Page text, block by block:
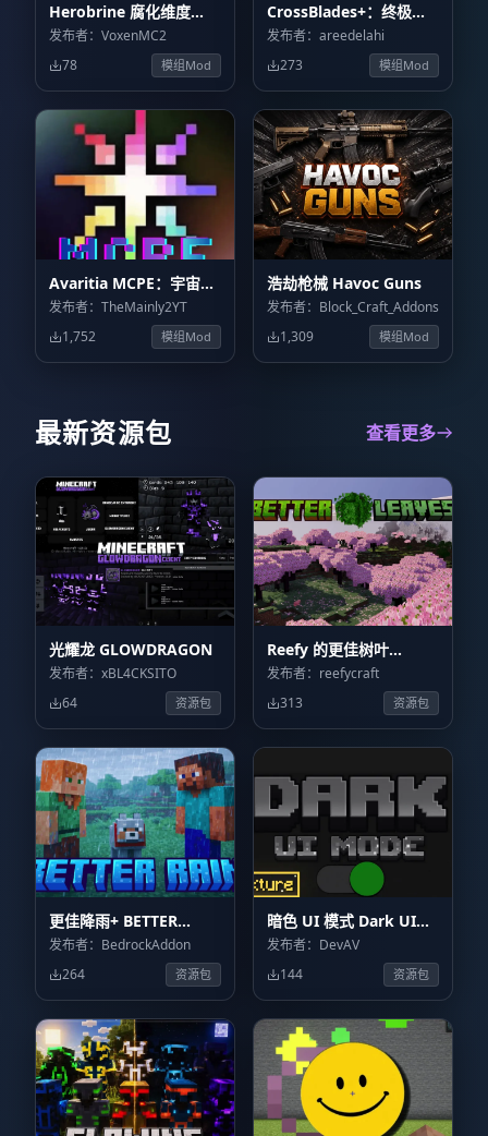
Herobrine 腐化维度
Herobrine Dimension
发布者：VoxenMC2
78
模组Mod
CrossBlades+：终极
PVP 系统 CrossBlades+:
Ultimate PVP System
发布者：areedelahi
273
模组Mod
Avaritia MCPE：宇宙飞
升 Avaritia MCPE:
Cosmic Ascension
发布者：TheMainly2YT
1,752
模组Mod
浩劫枪械 Havoc Guns
发布者：Block_Craft_Addons
1,309
模组Mod
最新资源包 查看更多
光耀龙 GLOWDRAGON
发布者：xBL4CKSITO
64
资源包
Reefy 的更佳树叶
Reefy’s Better Leaves
发布者：reefycraft
313
资源包
更佳降雨+ BETTER
RAIN+
发布者：BedrockAddon
264
资源包
暗色 UI 模式 Dark UI
Mode
发布者：DevAV
144
资源包